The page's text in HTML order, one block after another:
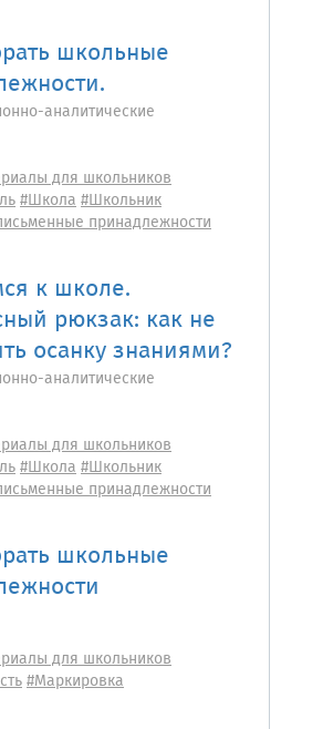
школьные
аналитические
для школьников
#Школа#Школьник
принадлежности
к школе.
рюкзак: как не
осанку знаниями?
аналитические
для школьников
#Школа#Школьник
принадлежности
школьные
для школьников
#Маркировка